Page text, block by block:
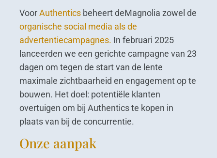
VoorAuthentics beheert deMagnolia zowel de
organische social media als de
advertentiecampagnes. In februari 2025
lanceerden we een gerichte campagne van 23
dagen om tegen de start van de lente
maximale zichtbaarheid en engagement op te
bouwen. Het doel: potentiële klanten
overtuigen om bij Authentics te kopen in
plaats van bij de concurrentie.
Onze aanpak